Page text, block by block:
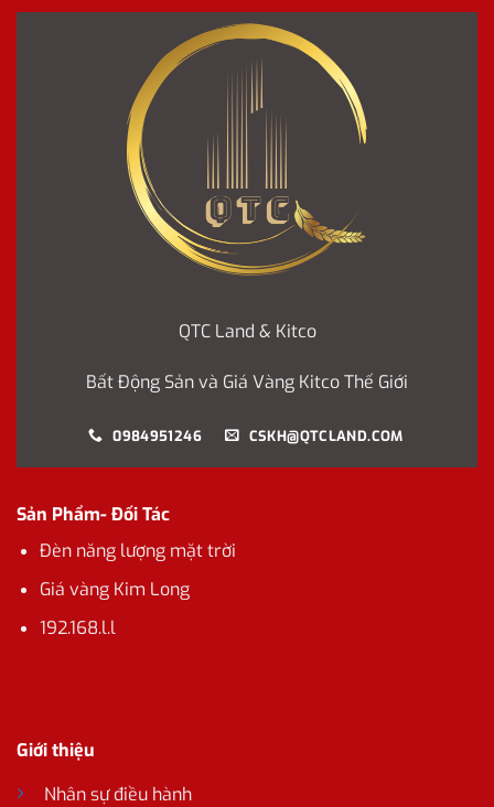
QTC Land & Kitco
Bất Động Sản và Giá Vàng Kitco Thế Giới
0984951246 CSKH@QTCLAND.COM
Sản Phẩm- Đối Tác
Đèn năng lượng mặt trời
Giá vàng Kim Long
192.168.l.l
Giới thiệu
Nhân sự điều hành